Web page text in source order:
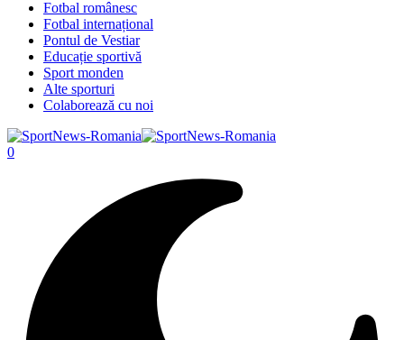
Fotbal românesc
Fotbal internațional
Pontul de Vestiar
Educație sportivă
Sport monden
Alte sporturi
Colaborează cu noi
0